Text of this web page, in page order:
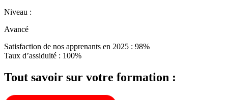
Niveau :
Avancé
Satisfaction de nos apprenants en 2025 : 98%
Taux d’assiduité : 100%
Tout savoir sur votre formation :